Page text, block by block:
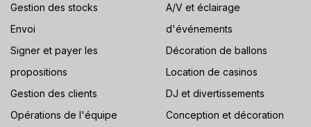
Gestion des stocks
Envoi
Signer et payer les
propositions
Gestion des clients
Opérations de l'équipe
A/V et éclairage
d'événements
Décoration de ballons
Location de casinos
DJ et divertissements
Conception et décoration